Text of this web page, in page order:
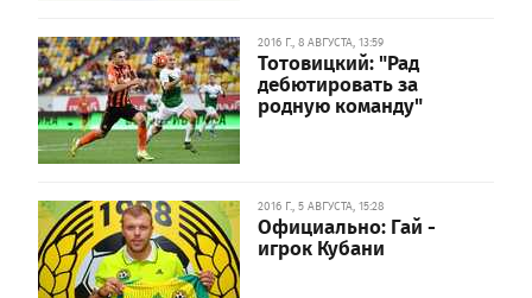
2016 Г., 8 АВГУСТА, 13:59
Тотовицкий: "Рад
дебютировать за
родную команду"
2016 Г., 5 АВГУСТА, 15:28
Официально: Гай -
игрок Кубани